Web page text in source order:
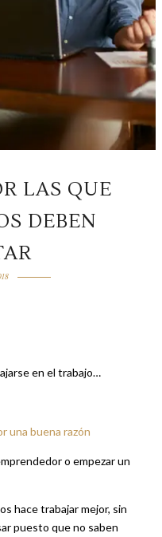
LAS QUE
DEBEN
en el trabajo…
una buena razón
o empezar un
hace trabajar mejor, sin
puesto que no saben